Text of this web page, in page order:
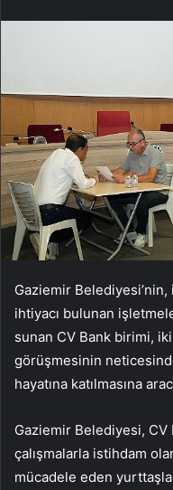
Gaziemir
ihtiyacı bulunan
sunan CV Bank birimi,
görüşmesinin
hayatına katılmasına
Gaziemir Belediyesi,
çalışmalarla istihdam
mücadele eden